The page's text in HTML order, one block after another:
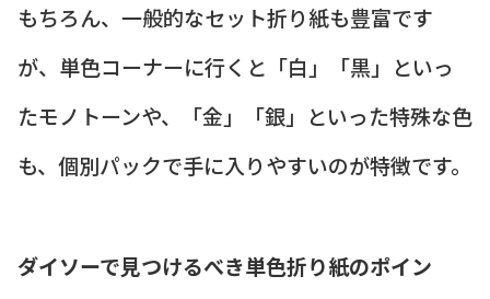
もちろん、一般的なセット折り紙も豊富です
が、単色コーナーに行くと「白」「黒」といっ
たモノトーンや、「金」「銀」といった特殊な色
も、個別パックで手に入りやすいのが特徴です。
ダイソーで見つけるべき単色折り紙のポイン